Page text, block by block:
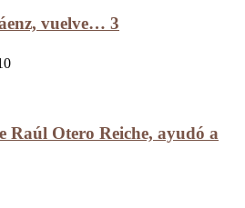
vuelve… 3
Raúl Otero Reiche, ayudó a